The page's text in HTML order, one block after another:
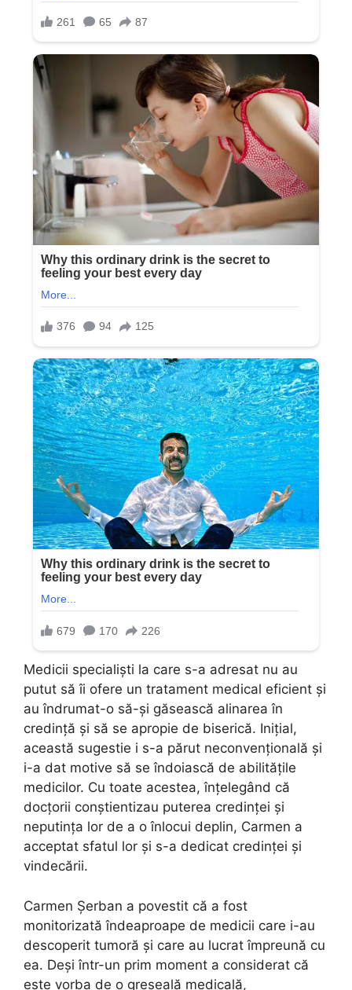
Medicii specialiști la care s-a adresat nu au
putut să îi ofere un tratament medical eficient și
au îndrumat-o să-și găsească alinarea în
credință și să se apropie de biserică. Inițial,
această sugestie i s-a părut neconvențională și
i-a dat motive să se îndoiască de abilitățile
medicilor. Cu toate acestea, înțelegând că
docțorii conștientizau puterea credinței și
neputința lor de a o înlocui deplin, Carmen a
acceptat sfatul lor și s-a dedicat credinței și
vindecării.
Carmen Șerban a povestit că a fost
monitorizată îndeaproape de medicii care i-au
descoperit tumoră și care au lucrat împreună cu
ea. Deși într-un prim moment a considerat că
este vorba de o greșeală medicală,